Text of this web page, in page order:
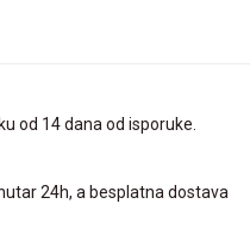
od 14 dana od isporuke.
24h, a besplatna dostava